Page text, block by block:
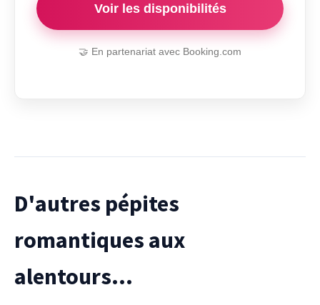
Voir les disponibilités
🤝 En partenariat avec Booking.com
D'autres pépites
romantiques aux
alentours...